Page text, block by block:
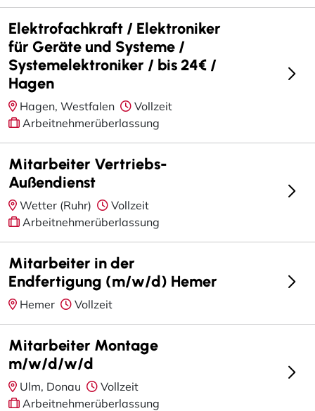
Elektrofachkraft / Elektroniker
für Geräte und Systeme /
Systemelektroniker / bis 24€ /
Hagen
Hagen, Westfalen
Vollzeit
Arbeitnehmerüberlassung
Mitarbeiter Vertriebs-
Außendienst
Wetter (Ruhr)
Vollzeit
Arbeitnehmerüberlassung
Mitarbeiter in der
Endfertigung (m/w/d) Hemer
Hemer Vollzeit
Mitarbeiter Montage
m/w/d/w/d
Ulm, Donau
Vollzeit
Arbeitnehmerüberlassung